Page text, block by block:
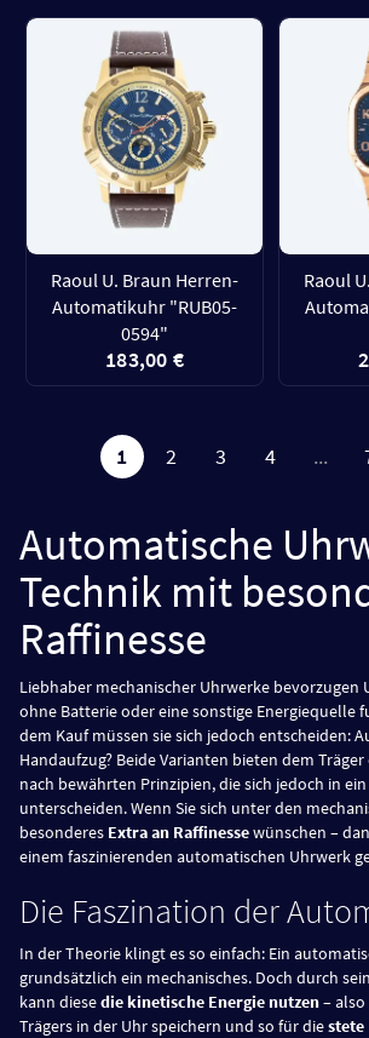
Raoul U. Braun Herren-
Automatikuhr "RUB05-
0594"
183,00 €
Raoul
1 2 3 4 ...
Automatische
Technik mit
Raffinesse
Liebhaber mechanischer Uhrwerke bevorzugen
ohne Batterie oder eine sonstige Energiequelle
dem Kauf müssen sie sich jedoch entscheiden:
Handaufzug? Beide Varianten bieten dem
nach bewährten Prinzipien, die sich jedoch in
unterscheiden. Wenn Sie sich unter den
besonderes Extra an Raffinessewünschen –
einem faszinierenden automatischen Uhrwerk
Die Faszination der
In der Theorie klingt es so einfach: Ein
grundsätzlich ein mechanisches. Doch durch
kann diesedie kinetische Energie nutzen–
Trägers in der Uhr speichern und so für diestete